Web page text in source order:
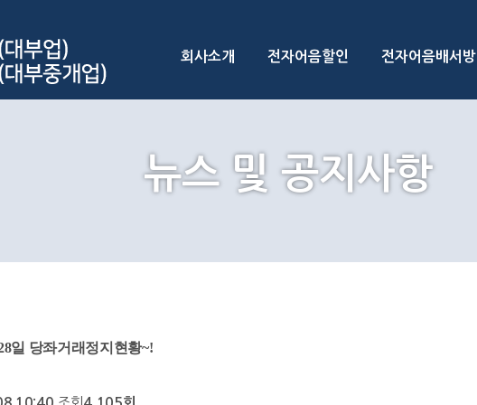
회사소개 전자어음할인 전자어음배서
뉴스 및 공지사항
일 당좌거래정지현황~!